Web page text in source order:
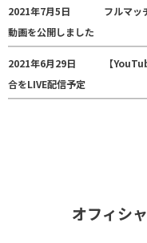
2021年7月5日
フルマッ
動画を公開しました
2021年6月29日
【
合をLIVE配信予定
オフィシ